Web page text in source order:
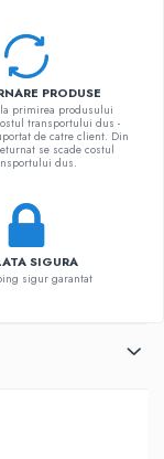
PRODUSE
primirea produsului
transportului dus -
de catre client. Din
se scade costul
dus.
SIGURA
sigur garantat